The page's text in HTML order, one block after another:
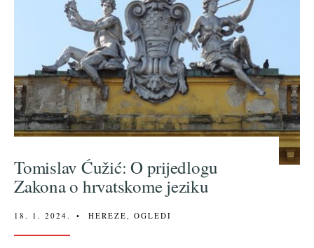
Tomislav Ćužić: O prijedlogu
Zakona o hrvatskome jeziku
18. 1. 2024. • HEREZE OGLEDI